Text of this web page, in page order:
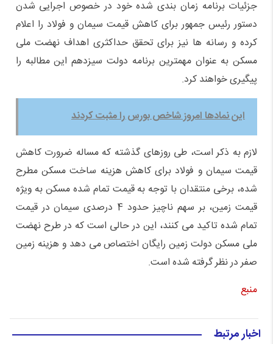
جزئیات برنامه زمان بندی شده خود در خصوص اجرایی شدن
دستور رئیس جمهور برای کاهش قیمت سیمان و فولاد را اعلام
کرده و رسانه ها نیز برای تحقق حداکثری اهداف نهضت ملی
مسکن به عنوان مهمترین برنامه دولت سیزدهم این مطالبه را
پیگیری خواهند کرد.
این نمادها امروز شاخص بورس را مثبت کردند
لازم به ذکر است، طی روزهای گذشته که مساله ضرورت کاهش
قیمت سیمان و فولاد برای کاهش هزینه ساخت مسکن مطرح
شده، برخی منتقدان با توجه به قیمت تمام شده مسکن به ویژه
قیمت زمین، بر سهم ناچیز حدود 4 درصدی سیمان در قیمت
تمام شده تاکید می کنند، این در حالی است که در طرح نهضت
ملی مسکن دولت زمین رایگان اختصاص می دهد و هزینه زمین
صفر در نظر گرفته شده است.
منبع
اخبار مرتبط